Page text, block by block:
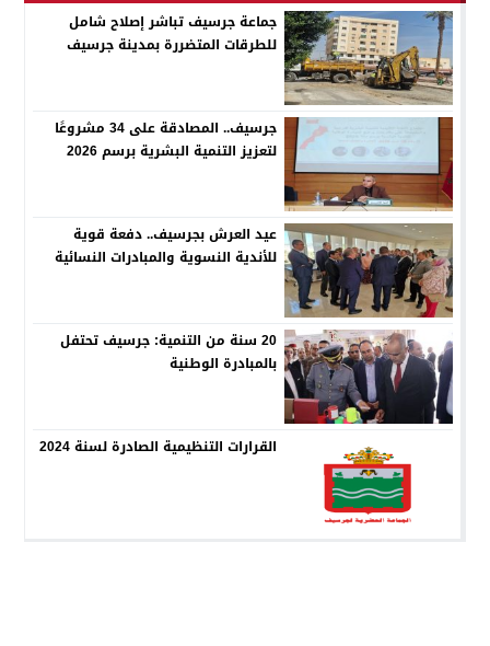
جماعة جرسيف تباشر إصلاح شامل
للطرقات المتضررة بمدينة جرسيف
جرسيف.. المصادقة على 34 مشروعًا
لتعزيز التنمية البشرية برسم 2026
عيد العرش بجرسيف.. دفعة قوية
للأندية النسوية والمبادرات النسائية
20 سنة من التنمية: جرسيف تحتفل
بالمبادرة الوطنية
القرارات التنظيمية الصادرة لسنة 2024